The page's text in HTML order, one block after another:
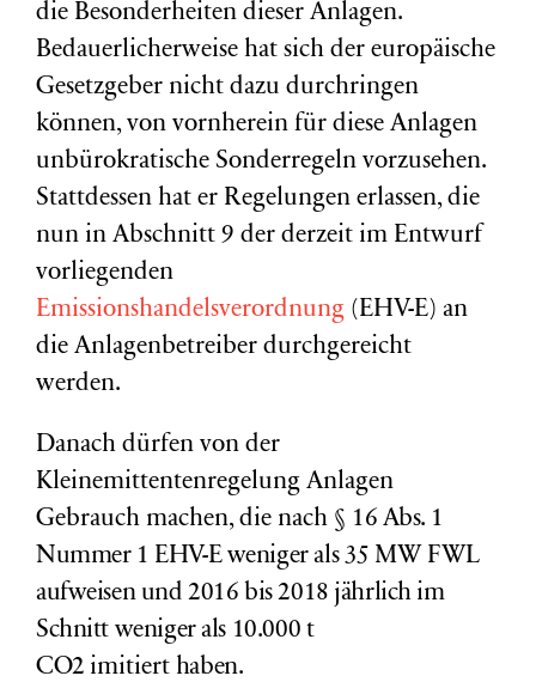
die Besonderheiten dieser Anlagen.
Bedauerlicherweise hat sich der europäische
Gesetzgeber nicht dazu durchringen
können, von vornherein für diese Anlagen
unbürokratische Sonderregeln vorzusehen.
Stattdessen hat er Regelungen erlassen, die
nun in Abschnitt 9 der derzeit im Entwurf
vorliegenden
Emissionshandelsverordnung (EHV-E) an
die Anlagenbetreiber durchgereicht
werden.
Danach dürfen von der
Kleinemittentenregelung Anlagen
Gebrauch machen, die nach § 16 Abs. 1
Nummer 1 EHV-E weniger als 35 MW FWL
aufweisen und 2016 bis 2018 jährlich im
Schnitt weniger als 10.000 t
CO2 imitiert haben.